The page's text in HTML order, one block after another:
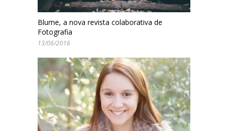
Blume, a nova revista colaborativa de
Fotografia
13/06/2016